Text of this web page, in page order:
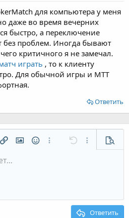
для компьютера у меня
даже во время вечерних
быстро, а переключение
без проблем. Иногда бывают
критичного я не замечал.
играть , то к клиенту
Для обычной игры и МТТ
Ответить
список
список
Вставить ссылку
Вставить изображение
СмайлыДополнительно...
Отменить
Однострочный код
2
линию
работы редактора
черновик
Ответить